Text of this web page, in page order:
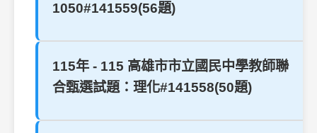
1050#141559(56題)
115年 - 115 高雄市市立國民中學教師聯
合甄選試題：理化#141558(50題)